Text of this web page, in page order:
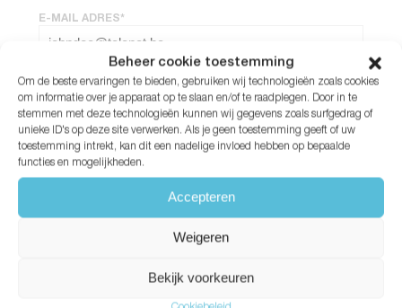
Beheer cookie toestemming
Om de beste ervaringen te bieden, gebruiken wij technologieën zoals cookies
om informatie over je apparaat op te slaan en/of te raadplegen. Door in te
stemmen met deze technologieën kunnen wij gegevens zoals surfgedrag of
unieke ID's op deze site verwerken. Als je geen toestemming geeft of uw
toestemming intrekt, kan dit een nadelige invloed hebben op bepaalde
functies en mogelijkheden.
Accepteren
Weigeren
Bekijk voorkeuren
E-MAIL ADRES*
WACHTWOORD*
Wachtwoord vergeten?